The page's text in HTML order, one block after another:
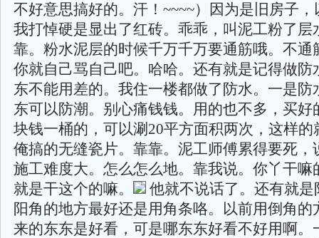
不好意思搞好的。汗！~~~~）因为是旧房子
我打悼硬是显出了红砖。乖乖，叫泥工粉了层
靠。粉水泥层的时候千万千万要通筋哦。不通
你就自己骂自己吧。哈哈。还有就是记得做防
东不能用差的。我住一楼都做了防水。一是防
东可以防潮。别心痛钱钱。用的也不多，买好
块钱一桶的，可以涮20平方面积两次，这样的
俺搞的无缝瓷片。靠靠。泥工师傅累得要死，
施工难度大。怎么怎么地。靠我说。你丫干嘛
就是干这个的嘛。
他就不说话了。还有就是
阳角的地方最好还是用角条咯。以前用倒角的
来的东东是好看，可是哪东东好看不好用啊。